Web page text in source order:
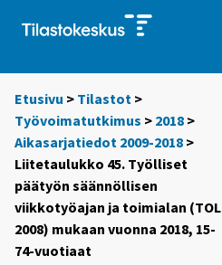
Etusivu > Tilastot >
Työvoimatutkimus > 2018 >
Aikasarjatiedot 2009-2018 >
Liitetaulukko 45. Työlliset
päätyön säännöllisen
viikkotyöajan ja toimialan (TOL
2008) mukaan vuonna 2018, 15-
74-vuotiaat